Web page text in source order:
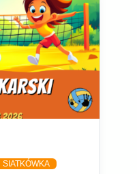
SIATKÓWKA